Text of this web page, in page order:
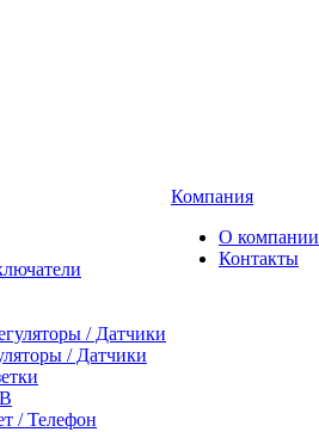
/ Датчики
/ Телефон
Компания
О компании
Контакты